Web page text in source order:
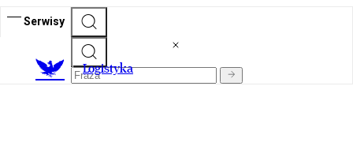
Serwisy
Logistyka